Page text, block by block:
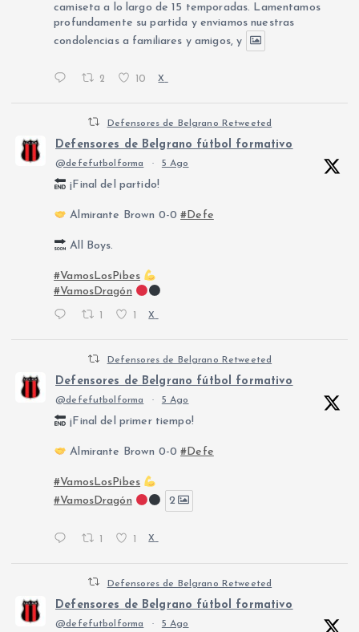
camiseta a lo largo de 15 temporadas. Lamentamos
profundamente su partida y enviamos nuestras
condolencias a familiares y amigos, y
2 10 X
Defensores de Belgrano Retweeted
Defensores de Belgrano fútbol formativo
@defefutbolforma · 5 Ago
¡Final del partido!
Almirante Brown 0-0#Defe
All Boys.
#VamosLosPibes
#VamosDragón
X
Defensores de Belgrano Retweeted
Defensores de Belgrano fútbol formativo
@defefutbolforma · 5 Ago
¡Final del primer tiempo!
Almirante Brown 0-0#Defe
#VamosLosPibes
#VamosDragón
2
1 1 X
Defensores de Belgrano Retweeted
Defensores de Belgrano fútbol formativo
@defefutbolforma · 5 Ago